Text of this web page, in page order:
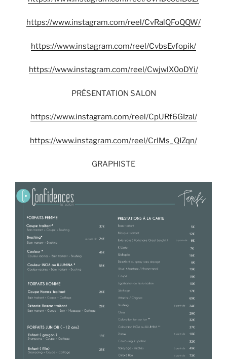
https://www.instagram.com/reel/CvRalQFoQQW/
https://www.instagram.com/reel/CvbsEvfopik/
https://www.instagram.com/reel/CwjwlX0oDYi/
PRÉSENTATION SALON
https://www.instagram.com/reel/CpURf6GIzaI/
https://www.instagram.com/reel/CrIMs_QIZqn/
GRAPHISTE